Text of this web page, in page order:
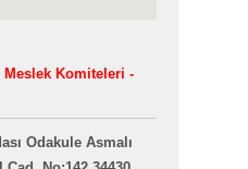
Meslek Komiteleri -
Odakule Asmalı